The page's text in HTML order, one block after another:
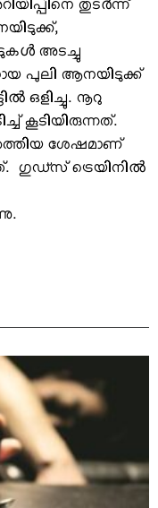
തുടർന്ന്​
അടച്ചു
പുലി ആനയിടുക്ക്
ഒളിച്ചു. നൂറു
കൂടിയിരുന്നത്​.
ശേഷമാണ്
ഗുഡ്സ് ട്രെയിനിൽ